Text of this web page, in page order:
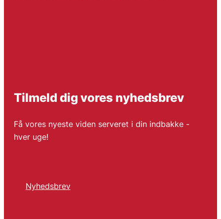
Tilmeld dig vores nyhedsbrev
Få vores nyeste viden serveret i din indbakke -
hver uge!
Nyhedsbrev